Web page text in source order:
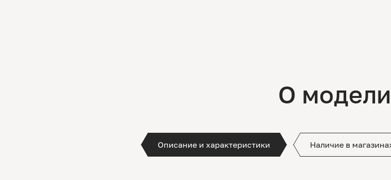
О модели
Описание и характеристики Наличие в